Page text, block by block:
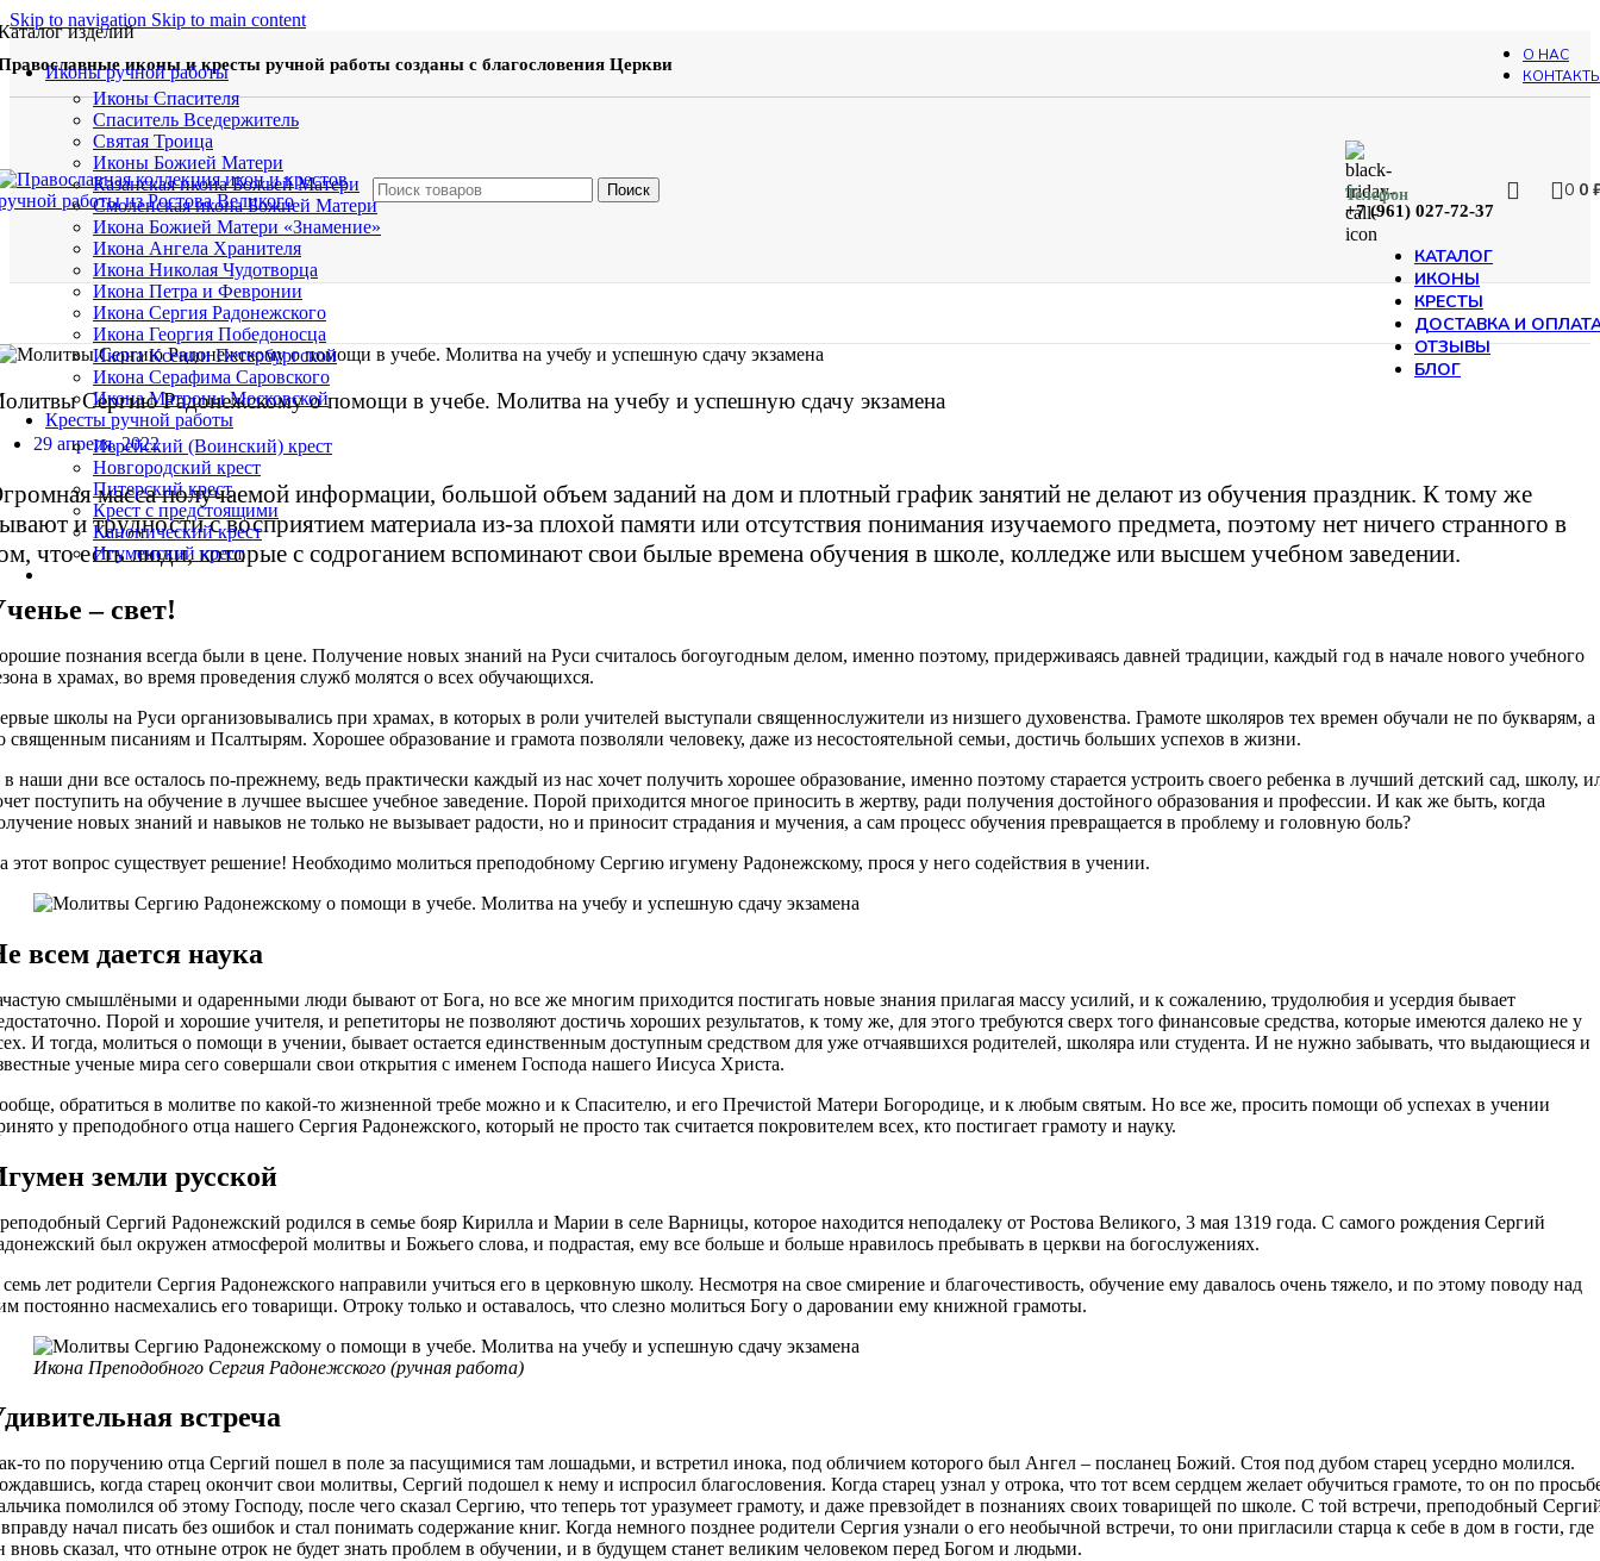
Skip to navigation Skip to main content
иконы и кресты ручной работы созданы с благословения Церкви
О НАС
Поиск Телефон
+7 (961) 027-72-37
0 0
изделий
Иконы ручной работы
Иконы Спасителя
Спаситель Вседержитель
Святая Троица
Иконы Божией Матери
Казанская икона Божьей Матери
Смоленская икона Божией Матери
Икона Божией Матери «Знамение»
Икона Ангела Хранителя
Икона Николая Чудотворца
Икона Петра и Февронии
Икона Сергия Радонежского
Икона Георгия Победоносца
Икона Ксении Петербургской
Икона Серафима Саровского
Икона Матроны Московской
Кресты ручной работы
Иерейский (Воинский) крест
Новгородский крест
Питерский крест
Крест с предстоящими
Канонический крест
Игуменский крест
КАТАЛОГ
ИКОНЫ
КРЕСТЫ
ДОСТАВКА И
ОТЗЫВЫ
БЛОГ
Сергию Радонежскому о помощи в учебе. Молитва на учебу и успешную сдачу экзамена
29 апреля, 2022
масса получаемой информации, большой объем заданий на дом и плотный график занятий не делают из обучения праздник. К тому же
и трудности с восприятием материала из-за плохой памяти или отсутствия понимания изучаемого предмета, поэтому нет ничего странного в
что есть люди, которые с содроганием вспоминают свои былые времена обучения в школе, колледже или высшем учебном заведении.
– свет!
познания всегда были в цене. Получение новых знаний на Руси считалось богоугодным делом, именно поэтому, придерживаясь давней традиции, каждый год в начале нового учебного
в храмах, во время проведения служб молятся о всех обучающихся.
школы на Руси организовывались при храмах, в которых в роли учителей выступали священнослужители из низшего духовенства. Грамоте школяров тех времен обучали не по букварям, а
священным писаниям и Псалтырям. Хорошее образование и грамота позволяли человеку, даже из несостоятельной семьи, достичь больших успехов в жизни.
наши дни все осталось по-прежнему, ведь практически каждый из нас хочет получить хорошее образование, именно поэтому старается устроить своего ребенка в лучший детский сад, школу,
поступить на обучение в лучшее высшее учебное заведение. Порой приходится многое приносить в жертву, ради получения достойного образования и профессии. И как же быть, когда
новых знаний и навыков не только не вызывает радости, но и приносит страдания и мучения, а сам процесс обучения превращается в проблему и головную боль?
этот вопрос существует решение! Необходимо молиться преподобному Сергию игумену Радонежскому, прося у него содействия в учении.
всем дается наука
смышлёными и одаренными люди бывают от Бога, но все же многим приходится постигать новые знания прилагая массу усилий, и к сожалению, трудолюбия и усердия бывает
Порой и хорошие учителя, и репетиторы не позволяют достичь хороших результатов, к тому же, для этого требуются сверх того финансовые средства, которые имеются далеко не у
И тогда, молиться о помощи в учении, бывает остается единственным доступным средством для уже отчаявшихся родителей, школяра или студента. И не нужно забывать, что выдающиеся и
ученые мира сего совершали свои открытия с именем Господа нашего Иисуса Христа.
обратиться в молитве по какой-то жизненной требе можно и к Спасителю, и его Пречистой Матери Богородице, и к любым святым. Но все же, просить помощи об успехах в учении
у преподобного отца нашего Сергия Радонежского, который не просто так считается покровителем всех, кто постигает грамоту и науку.
земли русской
Сергий Радонежский родился в семье бояр Кирилла и Марии в селе Варницы, которое находится неподалеку от Ростова Великого, 3 мая 1319 года. С самого рождения Сергий
был окружен атмосферой молитвы и Божьего слова, и подрастая, ему все больше и больше нравилось пребывать в церкви на богослужениях.
лет родители Сергия Радонежского направили учиться его в церковную школу. Несмотря на свое смирение и благочестивость, обучение ему давалось очень тяжело, и по этому поводу над
постоянно насмехались его товарищи. Отроку только и оставалось, что слезно молиться Богу о даровании ему книжной грамоты.
Икона Преподобного Сергия Радонежского (ручная работа)
встреча
то по поручению отца Сергий пошел в поле за пасущимися там лошадьми, и встретил инока, под обличием которого был Ангел – посланец Божий. Стоя под дубом старец усердно молился.
когда старец окончит свои молитвы, Сергий подошел к нему и испросил благословения. Когда старец узнал у отрока, что тот всем сердцем желает обучиться грамоте, то он по
помолился об этому Господу, после чего сказал Сергию, что теперь тот уразумеет грамоту, и даже превзойдет в познаниях своих товарищей по школе. С той встречи, преподобный
начал писать без ошибок и стал понимать содержание книг. Когда немного позднее родители Сергия узнали о его необычной встречи, то они пригласили старца к себе в дом в гости, где
вновь сказал, что отныне отрок не будет знать проблем в обучении, и в будущем станет великим человеком перед Богом и людьми.